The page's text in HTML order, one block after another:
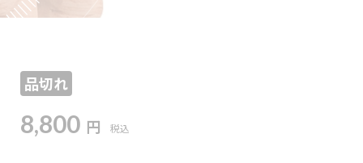
品切れ
8,800 円 税込